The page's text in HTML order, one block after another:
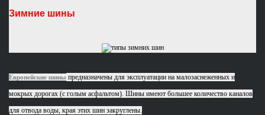
Зимние шины
Европейские шины предназначены для эксплуатации на малозаснеженных и
мокрых дорогах (с голым асфальтом). Шины имеют большее количество каналов
для отвода воды, края этих шин закруглены.